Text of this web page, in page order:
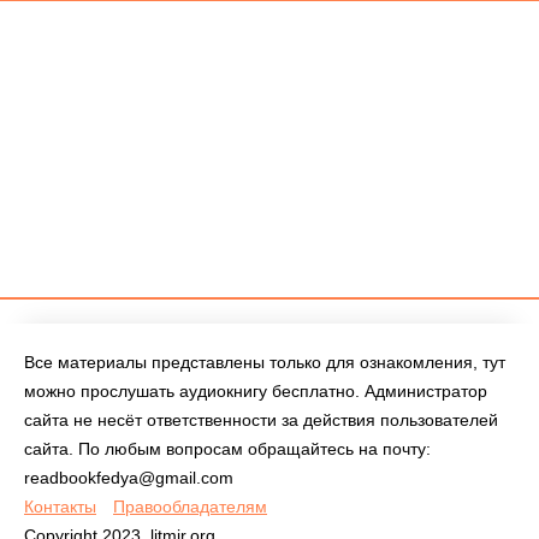
Все материалы представлены только для ознакомления, тут
можно прослушать аудиокнигу бесплатно. Администратор
сайта не несёт ответственности за действия пользователей
сайта. По любым вопросам обращайтесь на почту:
readbookfedya@gmail.com
Контакты
Правообладателям